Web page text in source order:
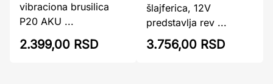
vibraciona brusilica
P20 AKU ...
2.399,00 RSD
šlajferica, 12V
predstavlja rev ...
3.756,00 RSD